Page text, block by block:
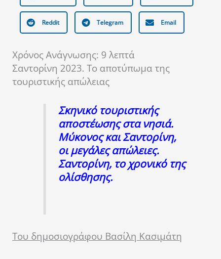
Reddit Telegram Email
Χρόνος Ανάγνωσης: 9 λεπτά
Σαντορίνη 2023. Το αποτύπωμα της
τουριστικής απώλειας
Σκηνικό τουριστικής
αποστέωσης στα νησιά.
Μύκονος και Σαντορίνη,
οι μεγάλες απώλειες.
Σαντορίνη, το χρονικό της
ολίσθησης.
Του δημοσιογράφου Βασίλη Κασιμάτη